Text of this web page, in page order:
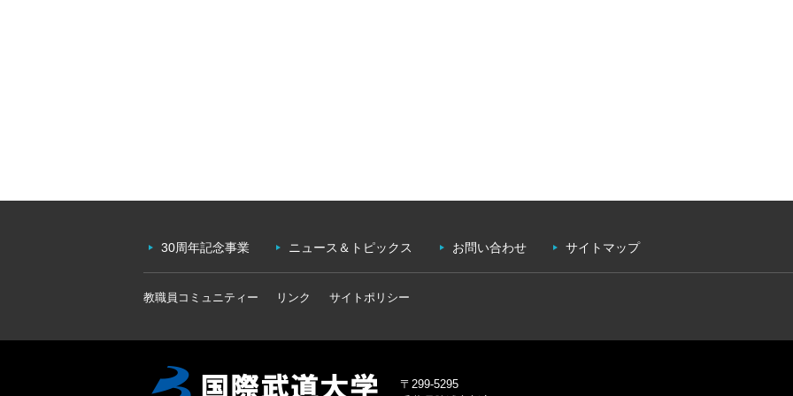
30周年記念事業 ニュース＆トピックス お問い合わせ サイトマップ
教職員コミュニティー リンク サイトポリシー
〒299-5295